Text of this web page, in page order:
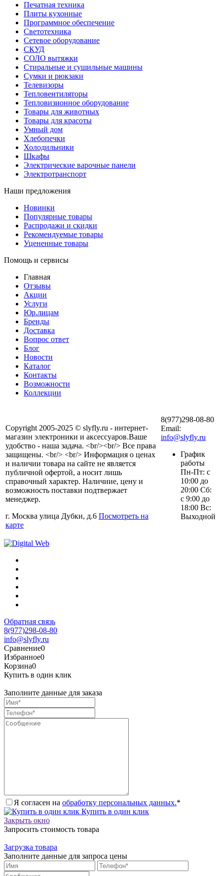
Печатная техника
Плиты кухонные
Программное обеспечение
Светотехника
Сетевое оборудование
СКУД
СОЛО вытяжки
Стиральные и сушильные машины
Сумки и рюкзаки
Телевизоры
Тепловентиляторы
Тепловизионное оборудование
Товары для животных
Товары для красоты
Умный дом
Хлебопечки
Холодильники
Шкафы
Электрические варочные панели
Электротранспорт
Наши предложения
Новинки
Популярные товары
Распродажи и скидки
Рекомендуемые товары
Уцененные товары
Помощь и сервисы
Главная
Отзывы
Акции
Услуги
Юр.лицам
Бренды
Доставка
Вопрос ответ
Блог
Новости
Каталог
Контакты
Возможности
Коллекции
Copyright 2005-2025 © slyfly.ru - интернет-
магазин электроники и аксессуаров.Ваше
удобство - наша задача. <br/><br/> Все права
защищены. <br/> <br/> Информация о ценах
и наличии товара на сайте не является
публичной офертой, а носит лишь
справочный характер. Наличиие, цену и
возможность поставки подтвержает
менеджер.
г. Москва улица Дубки, д.6 Посмотреть на
карте
8(977)298-08-80
Email:
info@slyfly.ru
График
работы
Пн-Пт: с
10:00 до
20:00 Сб:
с 9:00 до
18:00 Вс:
Выходной
Обратная связь
8(977)298-08-80
info@slyfly.ru
Сравнение0
Избранное0
Корзина0
Купить в один клик
Заполните данные для заказа
Я согласен на обработку персональных данных.*
Купить в один клик
Закрыть окно
Запросить стоимость товара
Загрузка товара
Заполните данные для запроса цены